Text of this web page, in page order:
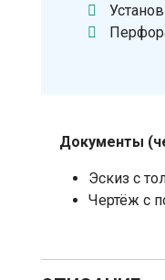
Документы
Эскиз с
Чертёж с